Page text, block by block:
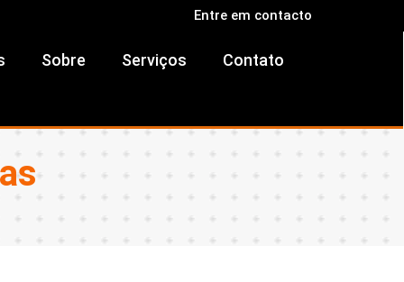
Entre em contacto
Sobre Serviços Contato